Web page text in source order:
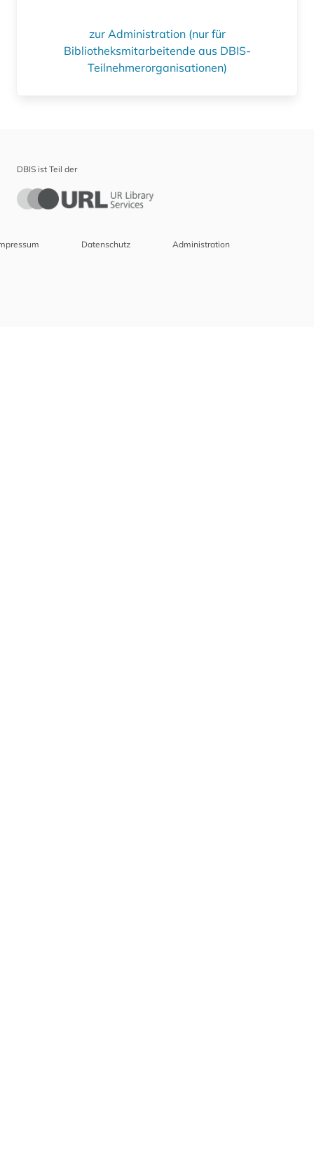
zur Administration (nur für
Bibliotheksmitarbeitende aus DBIS-
Teilnehmerorganisationen)
DBIS ist Teil der
Datenschutz Administration